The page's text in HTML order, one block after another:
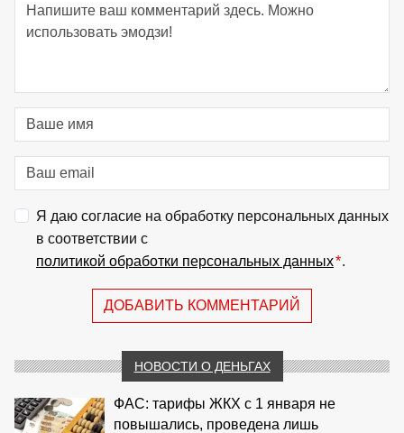
Я даю согласие на обработку персональных данных
в соответствии с
политикой обработки персональных данных*.
ДОБАВИТЬ КОММЕНТАРИЙ
НОВОСТИ О ДЕНЬГАХ
ФАС: тарифы ЖКХ с 1 января не
повышались, проведена лишь